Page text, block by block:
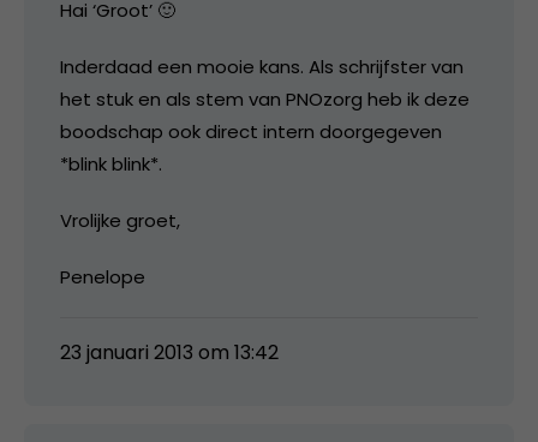
Hai ‘Groot’ 🙂
Inderdaad een mooie kans. Als schrijfster van
het stuk en als stem van PNOzorg heb ik deze
boodschap ook direct intern doorgegeven
*blink blink*.
Vrolijke groet,
Penelope
23 januari 2013 om 13:42